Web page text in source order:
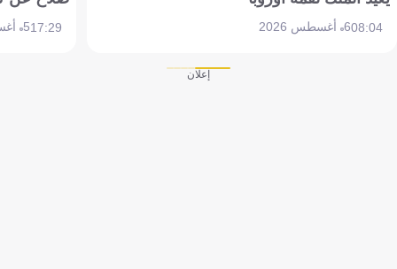
08:046 أغسطس 2026 17:295 أغسطس 2026
إعلان